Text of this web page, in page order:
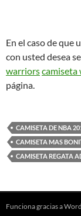
En el caso de
con usted desea
warriorscamiseta
página.
CAMISETA DE NBA
CAMISETA MAS
CAMISETA REGATA
Funciona gracias a